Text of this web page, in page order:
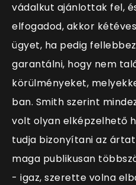
vádalkut ajánlottak fel,
elfogadod, akkor
ügyet, ha pedig
garantálni, hogy nem
körülményeket,
ban. Smith szerint
volt olyan elképzelhető
tudja bizonyítani az
maga publikusan
- igaz, szerette volna